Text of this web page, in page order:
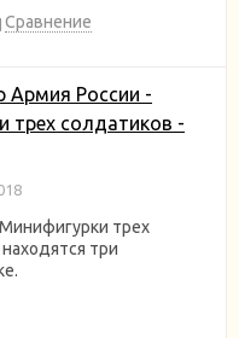
Сравнение
Армия России -
трех солдатиков -
трех
три